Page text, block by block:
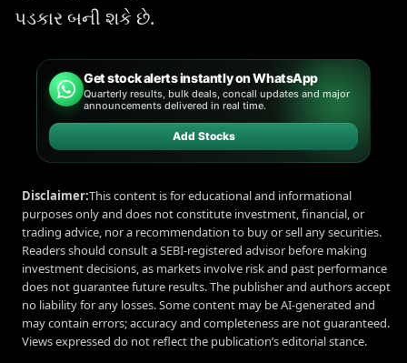
પડકાર બની શકે છે.
Get stock alerts instantly on WhatsApp
Quarterly results, bulk deals, concall updates and major
announcements delivered in real time.
Add Stocks
Disclaimer:This content is for educational and informational
purposes only and does not constitute investment, financial, or
trading advice, nor a recommendation to buy or sell any securities.
Readers should consult a SEBI-registered advisor before making
investment decisions, as markets involve risk and past performance
does not guarantee future results. The publisher and authors accept
no liability for any losses. Some content may be AI-generated and
may contain errors; accuracy and completeness are not guaranteed.
Views expressed do not reflect the publication’s editorial stance.